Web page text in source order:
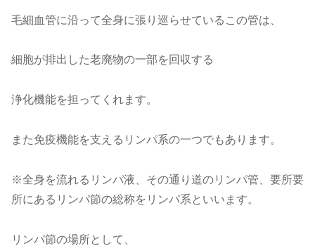
毛細血管に沿って全身に張り巡らせているこの管は、
細胞が排出した老廃物の一部を回収する
浄化機能を担ってくれます。
また免疫機能を支えるリンパ系の一つでもあります。
※全身を流れるリンパ液、その通り道のリンパ管、要所要
所にあるリンパ節の総称をリンパ系といいます。
リンパ節の場所として、